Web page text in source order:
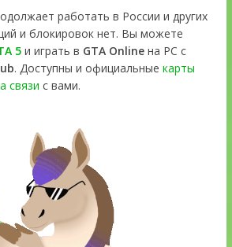
работать в России и других
и блокировок нет. Вы можете
5и играть в GTA Onlineна PC с
. Доступны и официальные карты
связи с вами.